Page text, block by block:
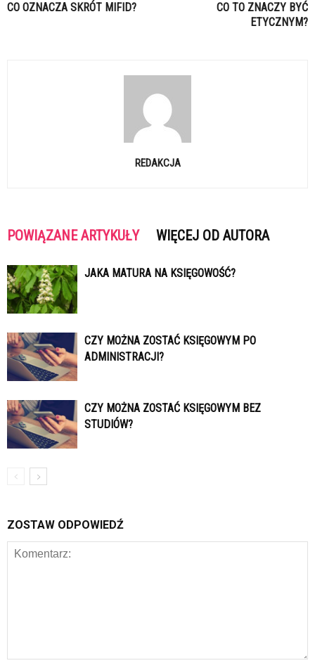
CO OZNACZA SKRÓT MIFID?
CO TO ZNACZY BYĆ
ETYCZNYM?
REDAKCJA
POWIĄZANE ARTYKUŁY WIĘCEJ OD AUTORA
JAKA MATURA NA KSIĘGOWOŚĆ?
CZY MOŻNA ZOSTAĆ KSIĘGOWYM PO
ADMINISTRACJI?
CZY MOŻNA ZOSTAĆ KSIĘGOWYM BEZ
STUDIÓW?
ZOSTAW ODPOWIEDŹ